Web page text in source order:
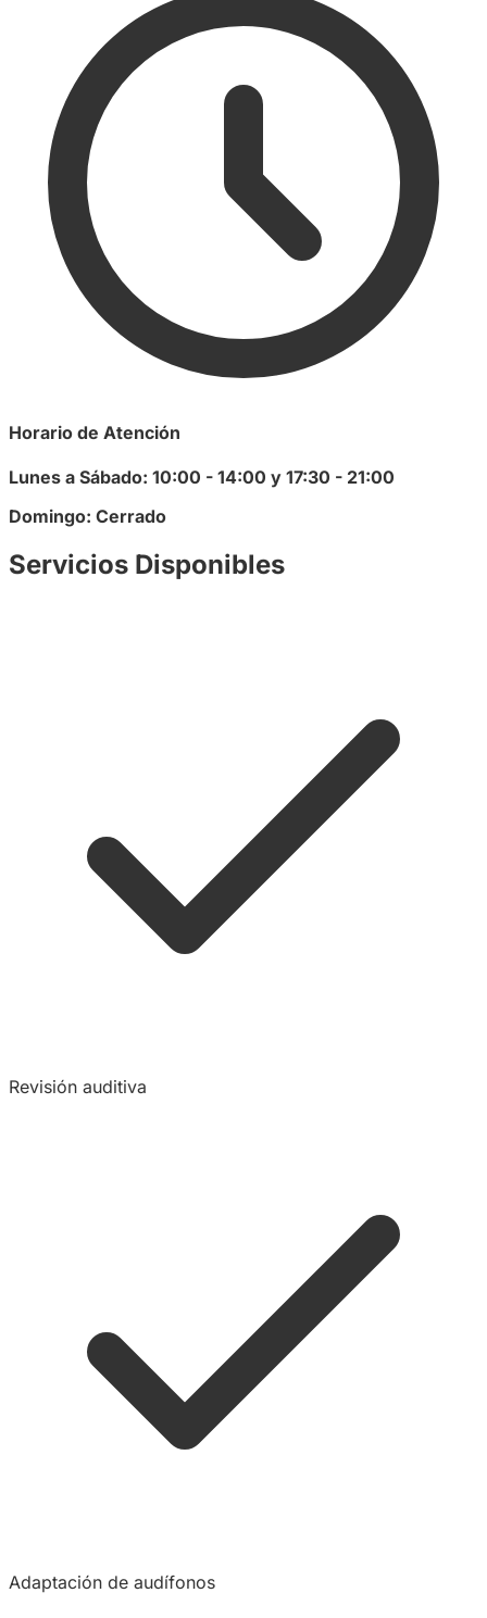
Horario de Atención
Lunes a Sábado: 10:00 - 14:00 y 17:30 - 21:00
Domingo: Cerrado
Servicios Disponibles
Revisión auditiva
Adaptación de audífonos